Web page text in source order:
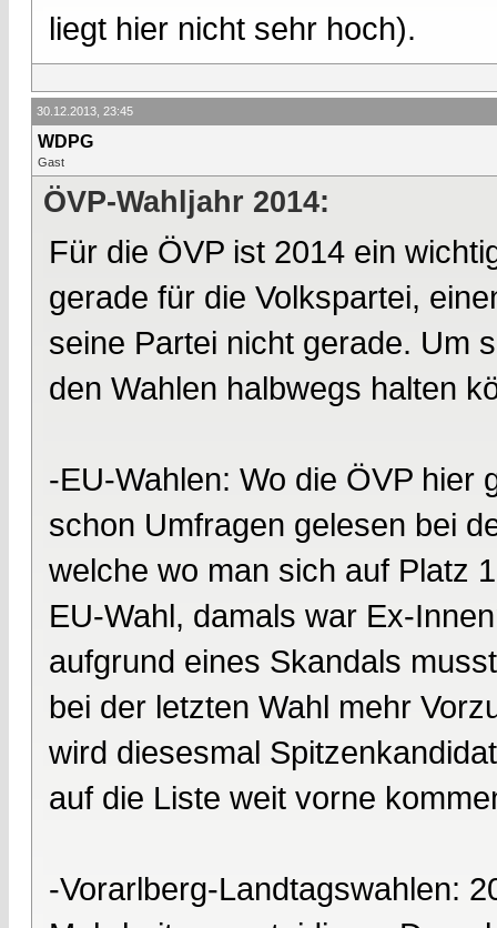
liegt hier nicht sehr hoch).
30.12.2013, 23:45
WDPG
Gast
ÖVP-Wahljahr 2014:
Für die ÖVP ist 2014 ein
gerade für die Volkspartei,
seine Partei nicht gerade. Um
den Wahlen halbwegs halten
-EU-Wahlen: Wo die ÖVP hier
schon Umfragen gelesen bei
welche wo man sich auf Platz
EU-Wahl, damals war Ex-
aufgrund eines Skandals
bei der letzten Wahl mehr
wird diesesmal
auf die Liste weit vorne
-Vorarlberg-Landtagswahlen: